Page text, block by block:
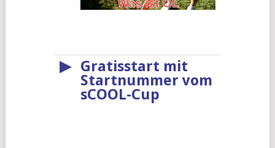
▶
Gratisstart mit
Startnummer vom
sCOOL-Cup